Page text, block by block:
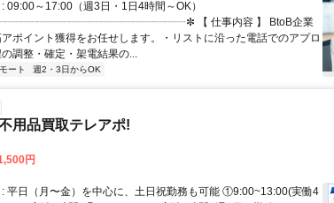
09:00～17:00（週3日・1日4時間～OK）
【 仕事内容 】 BtoB企業
ポイント獲得をお任せします。・リストに沿った電話でのアプロ
調整・確定・架電結果の...
ート 週2・3日からOK
用品買取テレアポ!
円
平日（月〜金）を中心に、土日祝勤務も可能 ①9:00~13:00(実働4